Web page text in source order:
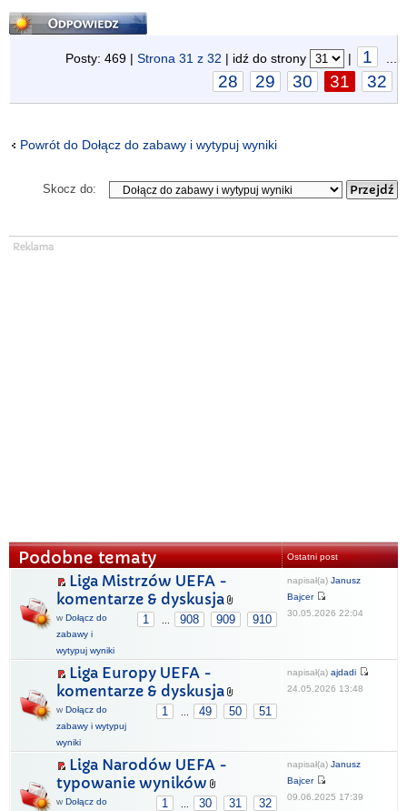
Odpowiedz
Posty: 469 | Strona 31 z 32 | idź do strony | 1
28 29 30 31 32
Powrót do Dołącz do zabawy i wytypuj wyniki
Skocz do:
Podobne tematy Ostatni post
Liga Mistrzów UEFA -
komentarze & dyskusja
1 908 909 910
w Dołącz do
zabawy i
wytypuj wyniki
napisał(a) Janusz
Bajcer
30.05.2026 22:04
Liga Europy UEFA -
komentarze & dyskusja
1 49 50 51
w Dołącz do
zabawy i wytypuj
wyniki
napisał(a) ajdadi
24.05.2026 13:48
Liga Narodów UEFA -
typowanie wyników
1 30 31 32
w Dołącz do
napisał(a) Janusz
Bajcer
09.06.2025 17:39